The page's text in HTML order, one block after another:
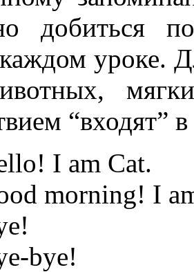
добиться
уроке.
“входят”
I am Cat.
morning! I
bye!